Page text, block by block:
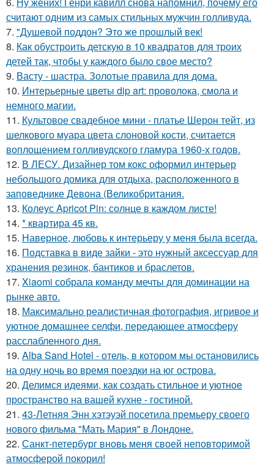
считают одним из самых стильных мужчин голливуда.
7. "Душевой поддон? Это же прошлый век!
8. Как обустроить детскую в 10 квадратов для троих
детей так, чтобы у каждого было свое место?
9. Васту - шастра. Золотые правила для дома.
10. Интерьерные цветы dip art: проволока, смола и
немного магии.
11. Культовое свадебное мини - платье Шерон тейт, из
шелкового муара цвета слоновой кости, считается
воплощением голливудского гламура 1960-х годов.
12. В ЛЕСУ. Дизайнер том кокс оформил интерьер
небольшого домика для отдыха, расположенного в
заповеднике Девона (Великобритания.
13. Колеус Apricot Pin: солнце в каждом листе!
14. * квартира 45 кв.
15. Наверное, любовь к интерьеру у меня была всегда.
16. Подставка в виде зайки - это нужный аксессуар для
хранения резинок, бантиков и браслетов.
17. Xiaomi собрала команду мечты для доминации на
рынке авто.
18. Максимально реалистичная фотография, игривое и
уютное домашнее селфи, передающее атмосферу
расслабленного дня.
19. Alba Sand Hotel - отель, в котором мы остановились
на одну ночь во время поездки на юг острова.
20. Делимся идеями, как создать стильное и уютное
пространство на вашей кухне - гостиной.
21. 43-Летняя Энн хэтэуэй посетила премьеру своего
нового фильма "Мать Мария" в Лондоне.
22. Санкт-петербург вновь меня своей неповторимой
атмосферой покорил!